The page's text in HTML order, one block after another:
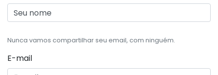
Nunca vamos compartilhar seu email, com ninguém.
E-mail